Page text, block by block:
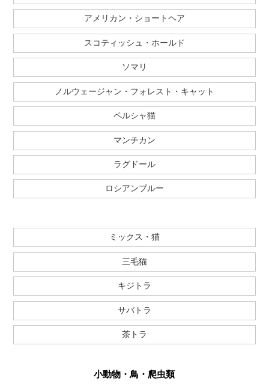
アメリカン・ショートヘア
スコティッシュ・ホールド
ソマリ
ノルウェージャン・フォレスト・キャット
ペルシャ猫
マンチカン
ラグドール
ロシアンブルー
ミックス・猫
三毛猫
キジトラ
サバトラ
茶トラ
小動物・鳥・爬虫類